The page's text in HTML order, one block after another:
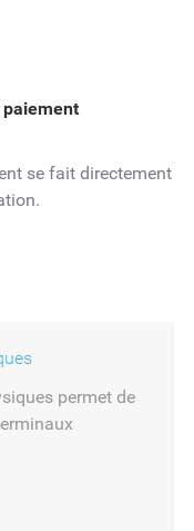
se fait directement
permet de